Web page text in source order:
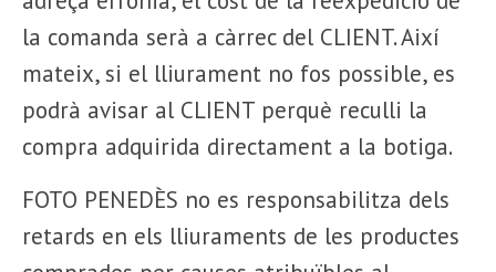
la comanda serà a càrrec del CLIENT. Així
mateix, si el lliurament no fos possible, es
podrà avisar al CLIENT perquè reculli la
compra adquirida directament a la botiga.
FOTO PENEDÈS no es responsabilitza dels
retards en els lliuraments de les productes